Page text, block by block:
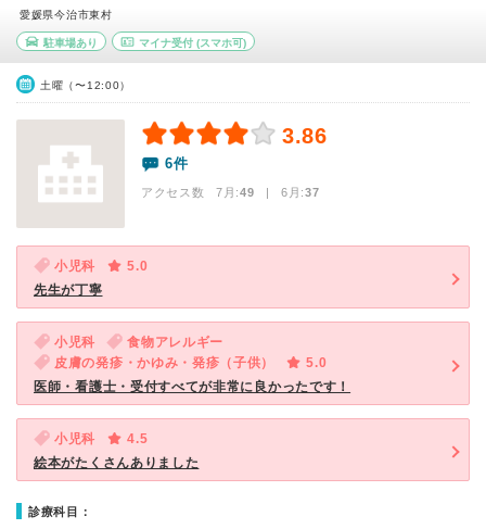
愛媛県今治市東村
駐車場あり マイナ受付(スマホ可)
土曜（〜12:00）
3.86
6件
アクセス数 7月:49 | 6月:37
小児科
5.0
先生が丁寧
小児科
食物アレルギー
皮膚の発疹・かゆみ・発疹（子供）
5.0
医師・看護士・受付すべてが非常に良かったです！
小児科
4.5
絵本がたくさんありました
診療科目：